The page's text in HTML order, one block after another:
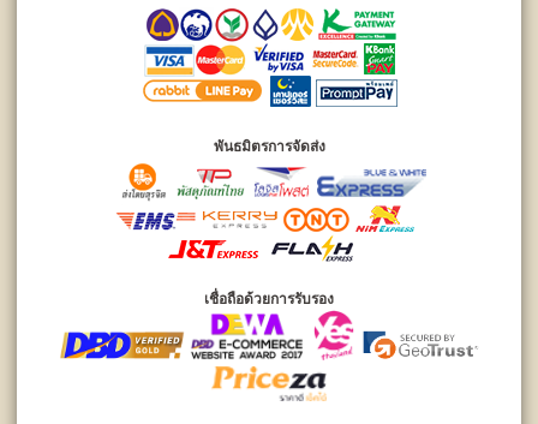
พันธมิตรการจัดส่ง
เชื่อถือด้วยการรับรอง